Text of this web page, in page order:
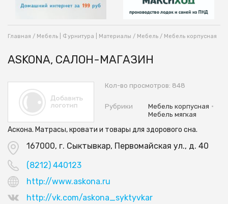
Главная / Мебель | Фурнитура | Материалы / Мебель / Мебель корпусная
ASKONA, САЛОН-МАГАЗИН
Кол-во просмотров: 848
Рубрики Мебель корпусная •
Мебель мягкая
Аскона. Матрасы, кровати и товары для здорового сна.
167000, г. Сыктывкар, Первомайская ул., д. 40
(8212) 440123
http://www.askona.ru
http://vk.com/askona_syktyvkar